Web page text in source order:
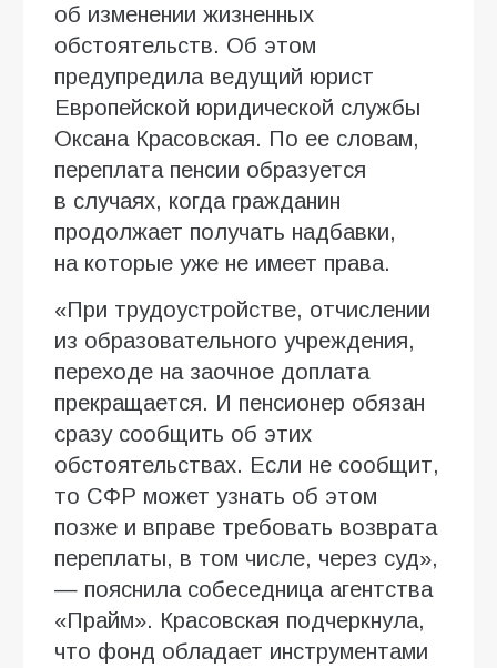
об изменении жизненных
обстоятельств. Об этом
предупредила ведущий юрист
Европейской юридической службы
Оксана Красовская. По ее словам,
переплата пенсии образуется
в случаях, когда гражданин
продолжает получать надбавки,
на которые уже не имеет права.
«При трудоустройстве, отчислении
из образовательного учреждения,
переходе на заочное доплата
прекращается. И пенсионер обязан
сразу сообщить об этих
обстоятельствах. Если не сообщит,
то СФР может узнать об этом
позже и вправе требовать возврата
переплаты, в том числе, через суд»,
— пояснила собеседница агентства
«Прайм». Красовская подчеркнула,
что фонд обладает инструментами